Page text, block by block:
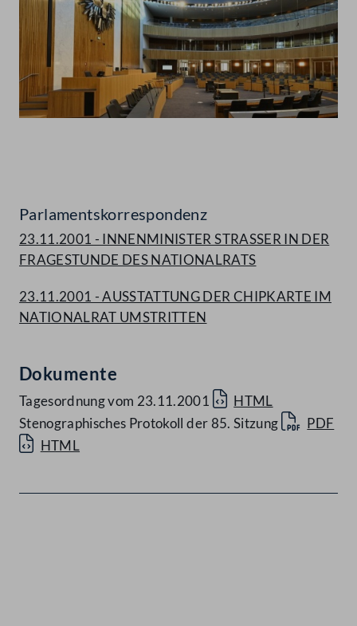
Parlamentskorrespondenz
23.11.2001 - INNENMINISTER STRASSER IN DER
FRAGESTUNDE DES NATIONALRATS
23.11.2001 - AUSSTATTUNG DER CHIPKARTE IM
NATIONALRAT UMSTRITTEN
Dokumente
Tagesordnung vom 23.11.2001
HTML
Stenographisches Protokoll der 85. Sitzung
PDF
HTML